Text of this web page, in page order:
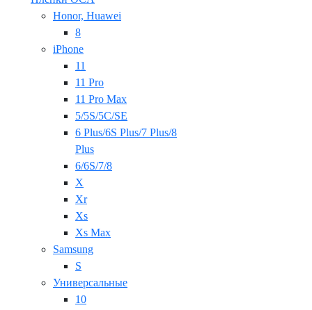
Honor, Huawei
8
iPhone
11
11 Pro
11 Pro Max
5/5S/5C/SE
6 Plus/6S Plus/7 Plus/8
Plus
6/6S/7/8
X
Xr
Xs
Xs Max
Samsung
S
Универсальные
10